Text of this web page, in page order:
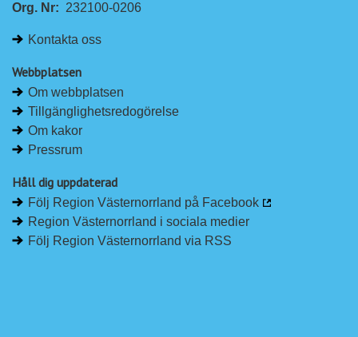
Org. Nr: 232100-0206
Kontakta oss
Webbplatsen
Om webbplatsen
Tillgänglighetsredogörelse
Om kakor
Pressrum
Håll dig uppdaterad
Följ Region Västernorrland på Facebook
Region Västernorrland i sociala medier
Följ Region Västernorrland via RSS